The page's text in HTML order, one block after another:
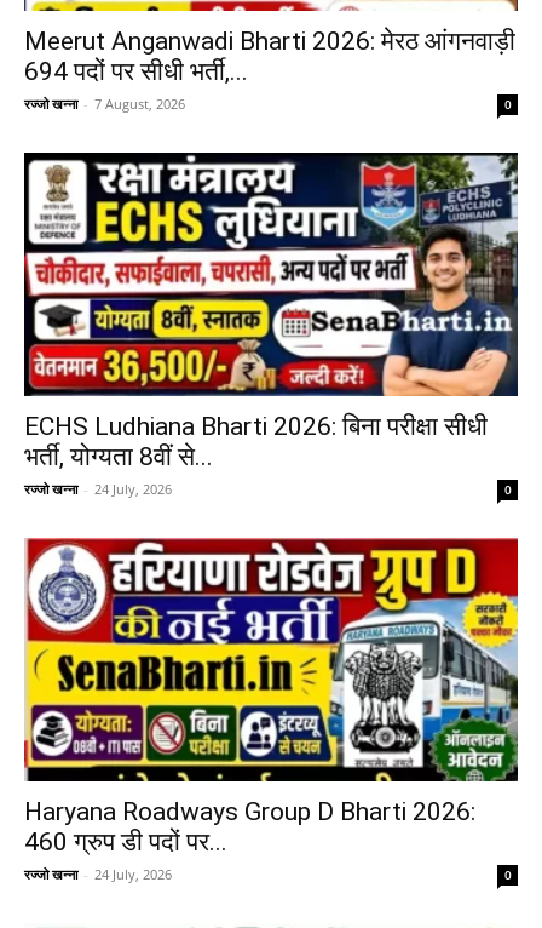
Meerut Anganwadi Bharti 2026: मेरठ आंगनवाड़ी
694 पदों पर सीधी भर्ती,...
रज्जो खन्ना - 7 August, 2026 0
ECHS Ludhiana Bharti 2026: बिना परीक्षा सीधी
भर्ती, योग्यता 8वीं से...
रज्जो खन्ना - 24 July, 2026 0
Haryana Roadways Group D Bharti 2026:
460 ग्रुप डी पदों पर...
रज्जो खन्ना - 24 July, 2026 0